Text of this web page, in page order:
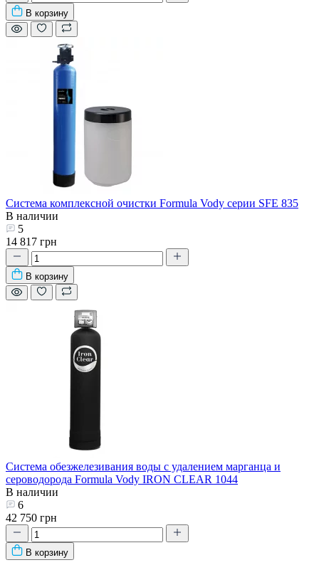
В корзину
Система комплексной очистки Formula Vody серии SFE 835
В наличии
5
14 817 грн
В корзину
Система обезжелезивания воды с удалением марганца и
сероводорода Formula Vody IRON CLEAR 1044
В наличии
6
42 750 грн
В корзину